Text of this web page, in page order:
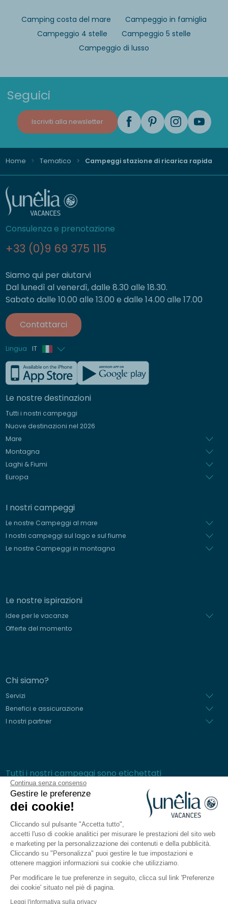
Continua senza consenso
Gestire le preferenze
dei cookie!
Cliccando sul pulsante "Accetta tutto",
accetti l'uso di cookie analitici per misurare le prestazioni del sito web
e marketing per la personalizzazione dei contenuti e della pubblicità.
Cliccando su "Personalizza" puoi gestire le tue impostazioni e
ottenere maggiori informazioni sui cookie che utilizziamo.
Per modificare le tue preferenze in seguito, clicca sul link 'Preferenze
dei cookie' situato nel piè di pagina.
Leggi l'informativa sulla privacy
Camping costa del mare
Campeggio in famiglia
Campeggio 4 stelle
Campeggio 5 stelle
Campeggio di lusso
Seguici
Iscriviti alla newsletter
Home Tematico Campeggi stazione di ricarica rapida
Consulenza e prenotazione
+33 (0)9 69 375 115
Siamo qui per aiutarvi
Dal lunedì al venerdì, dalle 8.30 alle 18.30.
Sabato dalle 10.00 alle 13.00 e dalle 14.00 alle 17.00
Contattarci
Lingua IT
Francese
Inglese
Tedesco
Spagnolo
Le nostre destinazioni
Tutti i nostri campeggi
Nuove destinazioni nel 2026
Mare
Montagna
Laghi & Fiumi
Europa
I nostri campeggi
Le nostre Campeggi al mare
I nostri campeggi sul lago e sul fiume
Le nostre Campeggi in montagna
Le nostre ispirazioni
Idee per le vacanze
Offerte del momento
Chi siamo?
Servizi
Benefici e assicurazione
I nostri partner
Tutti i nostri campeggi sono etichettati
Pagamenti sicuri
Domande frequenti
Condizioni generali di vendita
Carta di Protezione dei dati personali